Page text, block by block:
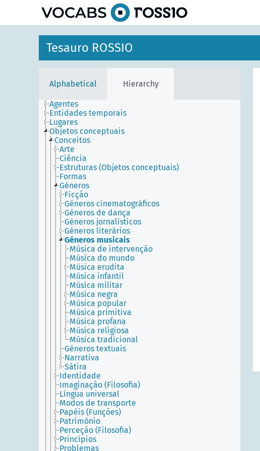
Tesauro ROSSIO
Alphabetical Hierarchy
Agentes
Entidades temporais
Lugares
Objetos conceptuais
Conceitos
Arte
Ciência
Estruturas (Objetos conceptuais)
Formas
Géneros
Ficção
Géneros cinematográficos
Géneros de dança
Géneros jornalísticos
Géneros literários
Géneros musicais
Música de intervenção
Música do mundo
Música erudita
Música infantil
Música militar
Música negra
Música popular
Música primitiva
Música profana
Música religiosa
Música tradicional
Géneros textuais
Narrativa
Sátira
Identidade
Imaginação (Filosofia)
Língua universal
Modos de transporte
Papéis (Funções)
Património
Perceção (Filosofia)
Princípios
Problemas